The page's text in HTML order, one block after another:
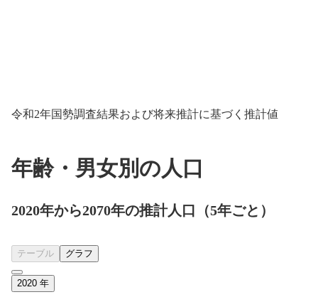
令和2年国勢調査結果および将来推計に基づく推計値
年齢・男女別の人口
2020年から2070年の推計人口（5年ごと）
テーブル グラフ
2020 年